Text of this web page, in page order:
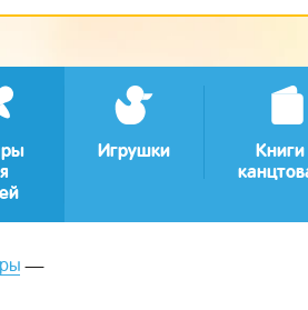
Игрушки